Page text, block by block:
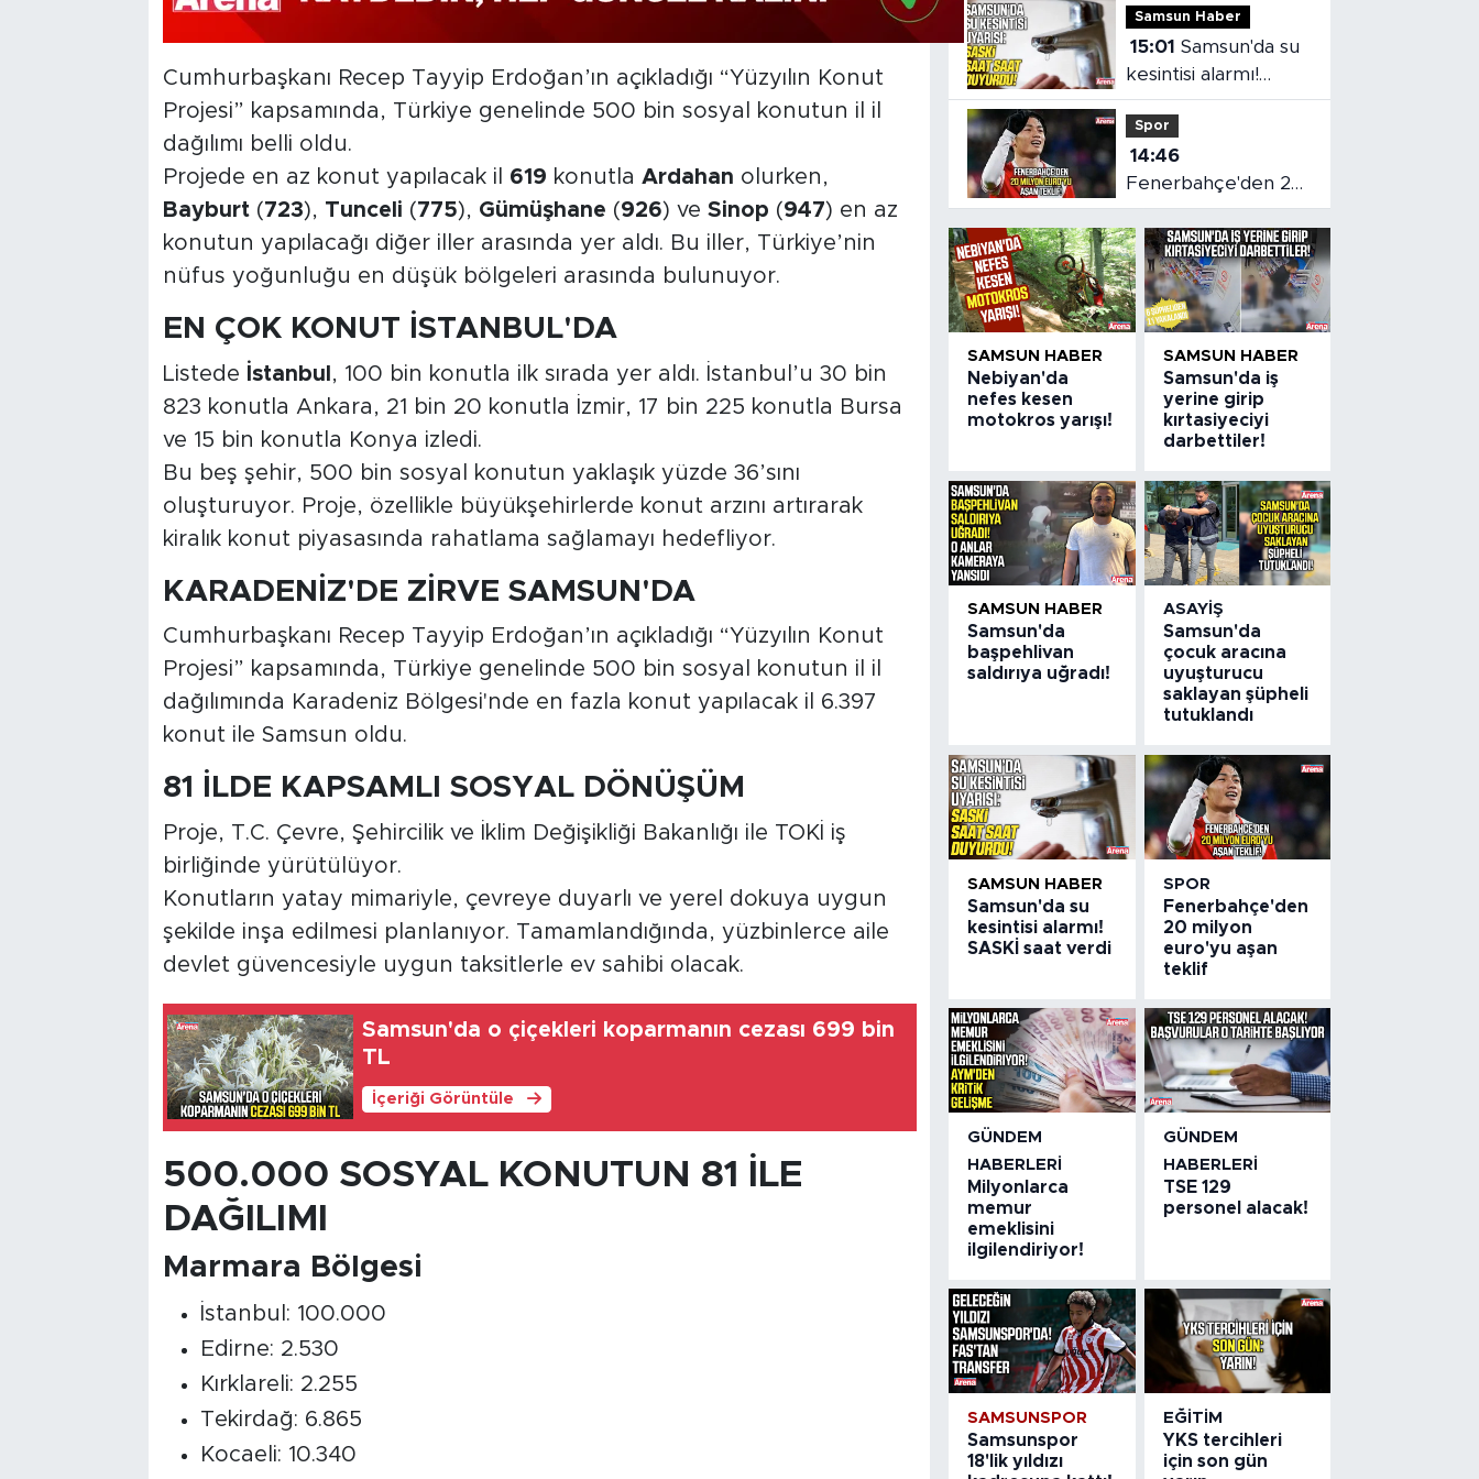
Cumhurbaşkanı Recep Tayyip Erdoğan’ın açıkladığı “Yüzyılın Konut
Projesi” kapsamında, Türkiye genelinde 500 bin sosyal konutun il il
dağılımı belli oldu.
Projede en az konut yapılacak il 619 konutla Ardahan olurken,
Bayburt(723), Tunceli (775), Gümüşhane (926) ve Sinop (947) en az
konutun yapılacağı diğer iller arasında yer aldı. Bu iller, Türkiye’nin
nüfus yoğunluğu en düşük bölgeleri arasında bulunuyor.
EN ÇOK KONUT İSTANBUL'DA
Listede İstanbul , 100 bin konutla ilk sırada yer aldı. İstanbul’u 30 bin
823 konutla Ankara, 21 bin 20 konutla İzmir, 17 bin 225 konutla Bursa
ve 15 bin konutla Konya izledi.
Bu beş şehir, 500 bin sosyal konutun yaklaşık yüzde 36’sını
oluşturuyor. Proje, özellikle büyükşehirlerde konut arzını artırarak
kiralık konut piyasasında rahatlama sağlamayı hedefliyor.
KARADENİZ'DE ZİRVE SAMSUN'DA
Cumhurbaşkanı Recep Tayyip Erdoğan’ın açıkladığı “Yüzyılın Konut
Projesi” kapsamında, Türkiye genelinde 500 bin sosyal konutun il il
dağılımında Karadeniz Bölgesi'nde en fazla konut yapılacak il 6.397
konut ile Samsun oldu.
81 İLDE KAPSAMLI SOSYAL DÖNÜŞÜM
Proje, T.C. Çevre, Şehircilik ve İklim Değişikliği Bakanlığı ile TOKİ iş
birliğinde yürütülüyor.
Konutların yatay mimariyle, çevreye duyarlı ve yerel dokuya uygun
şekilde inşa edilmesi planlanıyor. Tamamlandığında, yüzbinlerce aile
devlet güvencesiyle uygun taksitlerle ev sahibi olacak.
Samsun'da o çiçekleri koparmanın cezası 699 bin
TL
İçeriği Görüntüle
500.000 SOSYAL KONUTUN 81 İLE
DAĞILIMI
Marmara Bölgesi
İstanbul: 100.000
Edirne: 2.530
Kırklareli: 2.255
Tekirdağ: 6.865
Kocaeli: 10.340
Samsun Haber
15:01 Samsun'da su
kesintisi alarmı!
SASKİ saat verdi
Spor
14:46
Fenerbahçe'den 20
milyon euro'yu aşan
teklif
SAMSUN HABER
Nebiyan'da
nefes kesen
motokros yarışı!
SAMSUN HABER
Samsun'da iş
yerine girip
kırtasiyeciyi
darbettiler!
SAMSUN HABER
Samsun'da
başpehlivan
saldırıya uğradı!
ASAYIŞ
Samsun'da
çocuk aracına
uyuşturucu
saklayan şüpheli
tutuklandı
SAMSUN HABER
Samsun'da su
kesintisi alarmı!
SASKİ saat verdi
SPOR
Fenerbahçe'den
20 milyon
euro'yu aşan
teklif
GÜNDEM
HABERLERI
Milyonlarca
memur
emeklisini
ilgilendiriyor!
GÜNDEM
HABERLERI
TSE 129
personel alacak!
SAMSUNSPOR
Samsunspor
18'lik yıldızı
EĞITIM
YKS tercihleri
için son gün